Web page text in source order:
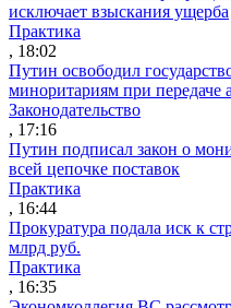
исключает взыскания ущерба
Практика
, 18:02
Путин освободил
миноритариям при передаче
Законодательство
, 17:16
Путин подписал закон о
всей цепочке поставок
Практика
, 16:44
Прокуратура подала иск к
млрд руб.
Практика
, 16:35